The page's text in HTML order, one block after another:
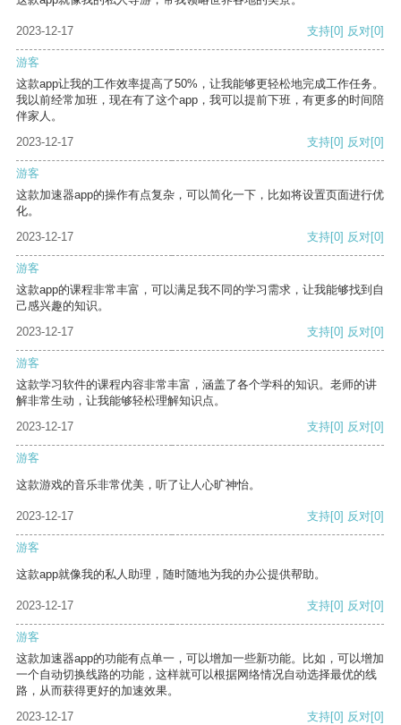
2023-12-17 支持[0] 反对[0]
游客
这款app让我的工作效率提高了50%，让我能够更轻松地完成工作任务。
我以前经常加班，现在有了这个app，我可以提前下班，有更多的时间陪
伴家人。
2023-12-17
支持[0] 反对[0]
游客
这款加速器app的操作有点复杂，可以简化一下，比如将设置页面进行优
化。
2023-12-17
支持[0] 反对[0]
游客
这款app的课程非常丰富，可以满足我不同的学习需求，让我能够找到自
己感兴趣的知识。
2023-12-17
支持[0] 反对[0]
游客
这款学习软件的课程内容非常丰富，涵盖了各个学科的知识。老师的讲
解非常生动，让我能够轻松理解知识点。
2023-12-17
支持[0] 反对[0]
游客
这款游戏的音乐非常优美，听了让人心旷神怡。
2023-12-17 支持[0] 反对[0]
游客
这款app就像我的私人助理，随时随地为我的办公提供帮助。
2023-12-17 支持[0] 反对[0]
游客
这款加速器app的功能有点单一，可以增加一些新功能。比如，可以增加
一个自动切换线路的功能，这样就可以根据网络情况自动选择最优的线
路，从而获得更好的加速效果。
2023-12-17
支持[0] 反对[0]